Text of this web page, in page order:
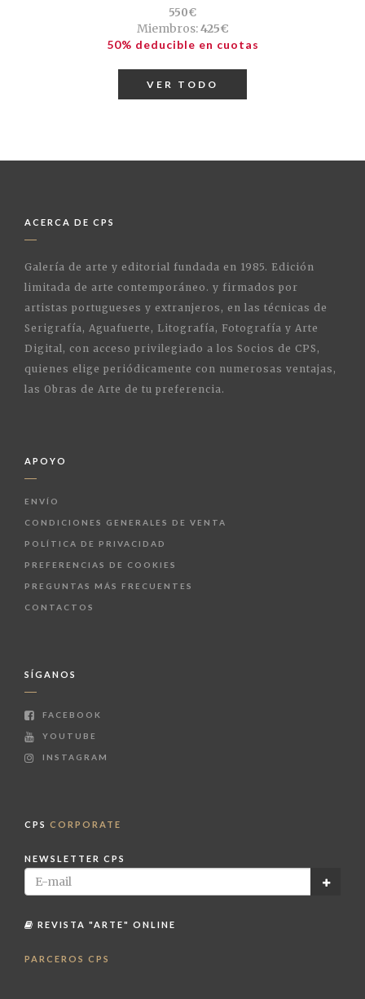
550€
Miembros:425€
50% deducible en cuotas
VER TODO
ACERCA DE CPS
Galería de arte y editorial fundada en 1985. Edición
limitada de arte contemporáneo. y firmados por
artistas portugueses y extranjeros, en las técnicas de
Serigrafía, Aguafuerte, Litografía, Fotografía y Arte
Digital, con acceso privilegiado a los Socios de CPS,
quienes elige periódicamente con numerosas ventajas,
las Obras de Arte de tu preferencia.
APOYO
ENVÍO
CONDICIONES GENERALES DE VENTA
POLÍTICA DE PRIVACIDAD
PREFERENCIAS DE COOKIES
PREGUNTAS MÁS FRECUENTES
CONTACTOS
SÍGANOS
FACEBOOK
YOUTUBE
INSTAGRAM
CPS CORPORATE
NEWSLETTER CPS
REVISTA "ARTE" ONLINE
PARCEROS CPS